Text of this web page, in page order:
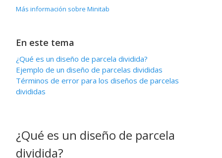
Más información sobre Minitab
En este tema
¿Qué es un diseño de parcela dividida?
Ejemplo de un diseño de parcelas divididas
Términos de error para los diseños de parcelas
divididas
¿Qué es un diseño de parcela
dividida?